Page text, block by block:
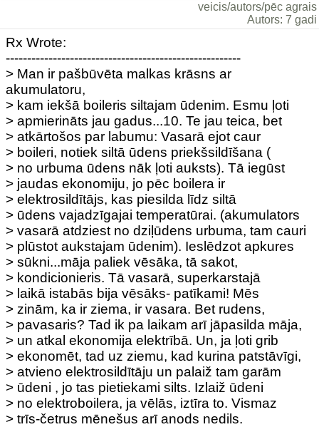
veicis/autors/pēc agrais
Autors: 7 gadi
Rx Wrote:
-------------------------------------------------------
> Man ir pašbūvēta malkas krāsns ar
akumulatoru,
> kam iekšā boileris siltajam ūdenim. Esmu ļoti
> apmierināts jau gadus...10. Te jau teica, bet
> atkārtošos par labumu: Vasarā ejot caur
> boileri, notiek siltā ūdens priekšsildīšana (
> no urbuma ūdens nāk ļoti auksts). Tā iegūst
> jaudas ekonomiju, jo pēc boilera ir
> elektrosildītājs, kas piesilda līdz siltā
> ūdens vajadzīgajai temperatūrai. (akumulators
> vasarā atdziest no dziļūdens urbuma, tam cauri
> plūstot aukstajam ūdenim). Ieslēdzot apkures
> sūkni...māja paliek vēsāka, tā sakot,
> kondicionieris. Tā vasarā, superkarstajā
> laikā istabās bija vēsāks- patīkami! Mēs
> zinām, ka ir ziema, ir vasara. Bet rudens,
> pavasaris? Tad ik pa laikam arī jāpasilda māja,
> un atkal ekonomija elektrībā. Un, ja ļoti grib
> ekonomēt, tad uz ziemu, kad kurina patstāvīgi,
> atvieno elektrosildītāju un palaiž tam garām
> ūdeni , jo tas pietiekami silts. Izlaiž ūdeni
> no elektroboilera, ja vēlās, iztīra to. Vismaz
> trīs-četrus mēnešus arī anods nedils.